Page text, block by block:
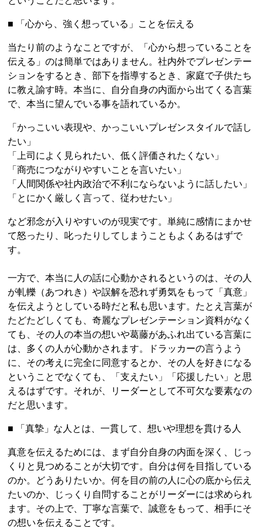
■ 「心から、強く想っている」ことを伝える
当たり前のようなことですが、「心から想っていることを
伝える」のは簡単ではありません。社内外でプレゼンテー
ションをするとき、部下を指導するとき、家庭で子供たち
に教え諭す時。本当に、自分自身の内面から出てくる言葉
で、本当に望んでいる事を語れているか。
「かっこいい表現や、かっこいいプレゼンスタイルで話し
たい」
「上司によく見られたい、低く評価されたくない」
「商売につながりやすいことを言いたい」
「人間関係や社内政治で不利にならないように話したい」
「とにかく厳しく言って、従わせたい」
など邪念が入りやすいのが現実です。単純に感情にまかせ
て怒ったり、叱ったりしてしまうこともよくあるはずで
す。
一方で、本当に人の話に心動かされるというのは、その人
が軋轢（あつれき）や誤解を恐れず勇気をもって「真意」
を伝えようとしている時だと私も思います。たとえ言葉が
たどたどしくても、奇麗なプレゼンテーション資料がなく
ても、その人の本当の想いや葛藤があふれ出ている言葉に
は、多くの人が心動かされます。ドラッカーの言うよう
に、その考えに完全に同意するとか、その人を好きになる
ということでなくても、「支えたい」「応援したい」と思
えるはずです。それが、リーダーとして不可欠な要素なの
だと思います。
■ 「真摯」な人とは、一貫して、想いや理想を貫ける人
真意を伝えるためには、まず自分自身の内面を深く、じっ
くりと見つめることが大切です。自分は何を目指している
のか。どうありたいか。何を目の前の人に心の底から伝え
たいのか、じっくり自問することがリーダーには求められ
ます。その上で、丁寧な言葉で、誠意をもって、相手にそ
の想いを伝えることです。